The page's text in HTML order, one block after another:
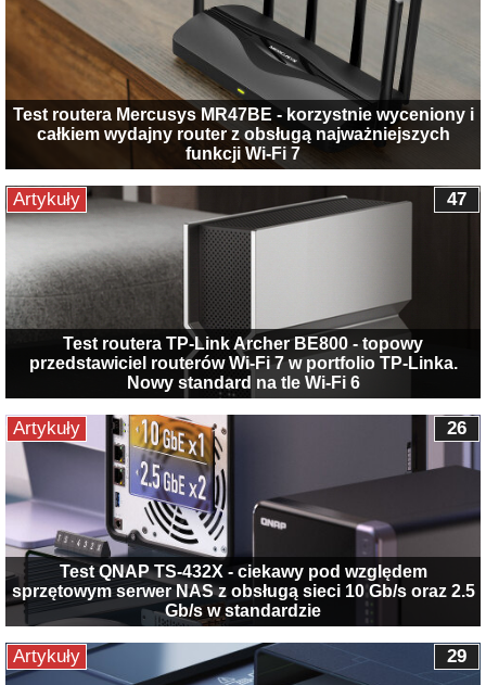
Test routera Mercusys MR47BE - korzystnie wyceniony i
całkiem wydajny router z obsługą najważniejszych
funkcji Wi-Fi 7
Test routera TP-Link Archer BE800 - topowy
przedstawiciel routerów Wi-Fi 7 w portfolio TP-Linka.
Nowy standard na tle Wi-Fi 6
47
Artykuły
Test QNAP TS-432X - ciekawy pod względem
sprzętowym serwer NAS z obsługą sieci 10 Gb/s oraz 2.5
Gb/s w standardzie
26
Artykuły
29
Artykuły